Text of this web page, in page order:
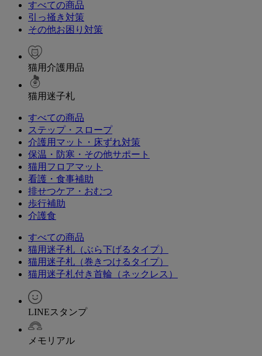
すべての商品
引っ掻き対策
その他お困り対策
猫用介護用品
猫用迷子札
すべての商品
ステップ・スロープ
介護用マット・床ずれ対策
保温・防寒・その他サポート
猫用フロアマット
看護・食事補助
排せつケア・おむつ
歩行補助
介護食
すべての商品
猫用迷子札（ぶら下げるタイプ）
猫用迷子札（巻きつけるタイプ）
猫用迷子札付き首輪（ネックレス）
LINEスタンプ
メモリアル